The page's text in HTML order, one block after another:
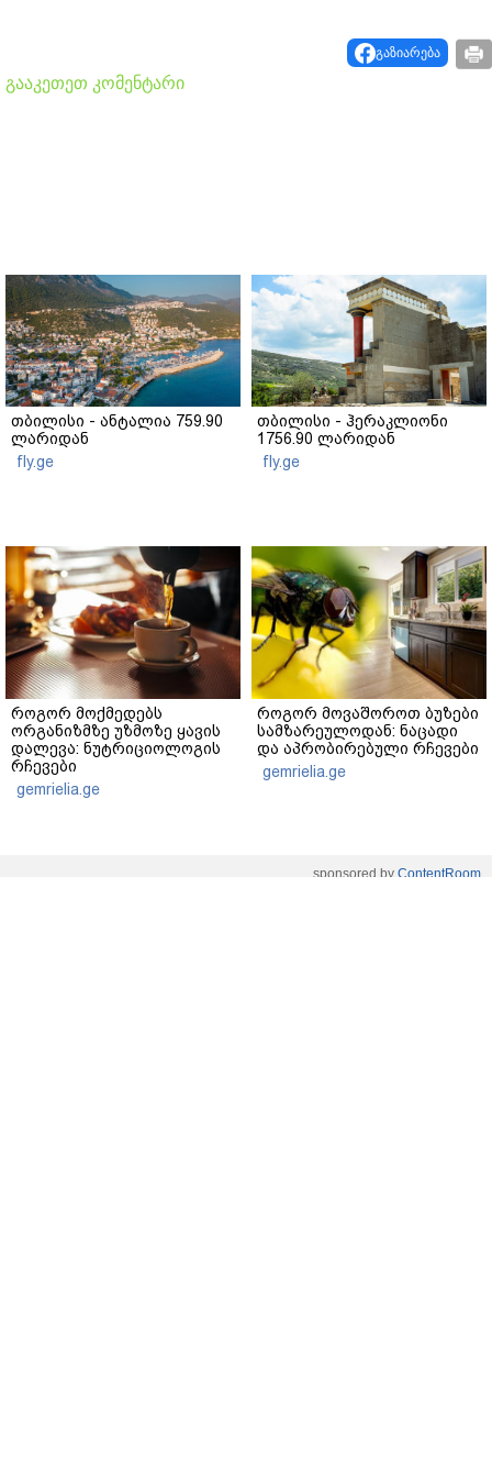
გაზიარება
გააკეთეთ კომენტარი
თბილისი - ანტალია 759.90
ლარიდან
fly.ge
თბილისი - ჰერაკლიონი
1756.90 ლარიდან
fly.ge
როგორ მოქმედებს
ორგანიზმზე უზმოზე ყავის
დალევა: ნუტრიციოლოგის
რჩევები
gemrielia.ge
როგორ მოვაშოროთ ბუზები
სამზარეულოდან: ნაცადი
და აპრობირებული რჩევები
gemrielia.ge
sponsored by ContentRoom